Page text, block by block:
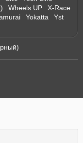
Wheels UP
X-Race
Yokatta
Yst